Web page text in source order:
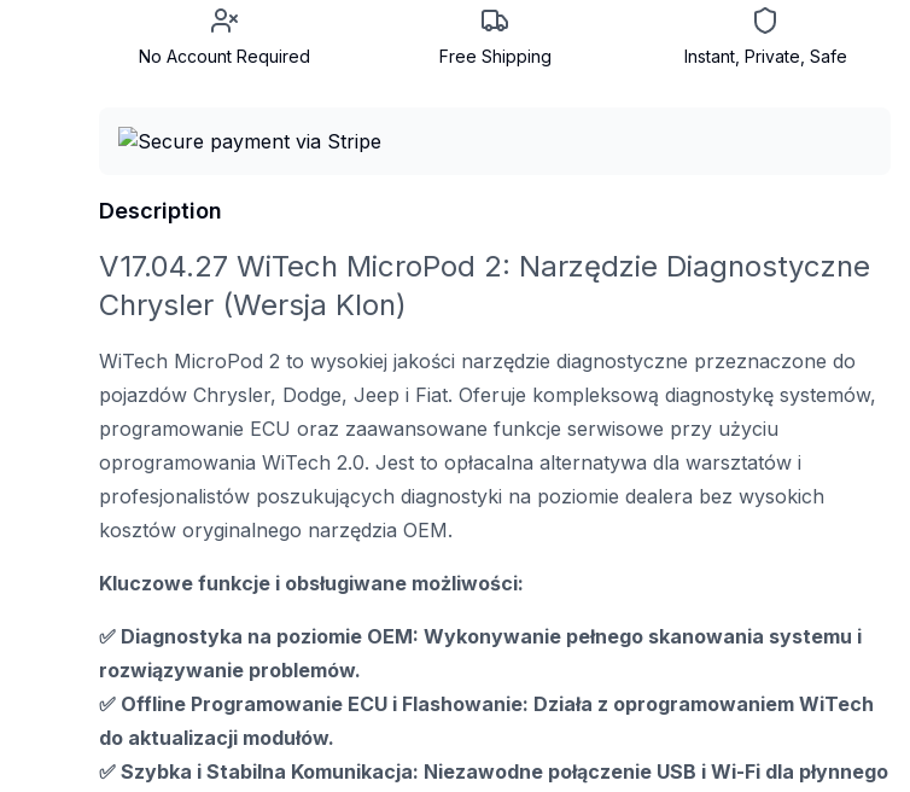
No Account Required Free Shipping Instant, Private, Safe
Description
V17.04.27 WiTech MicroPod 2: Narzędzie Diagnostyczne
Chrysler (Wersja Klon)
WiTech MicroPod 2 to wysokiej jakości narzędzie diagnostyczne przeznaczone do
pojazdów Chrysler, Dodge, Jeep i Fiat. Oferuje kompleksową diagnostykę systemów,
programowanie ECU oraz zaawansowane funkcje serwisowe przy użyciu
oprogramowania WiTech 2.0. Jest to opłacalna alternatywa dla warsztatów i
profesjonalistów poszukujących diagnostyki na poziomie dealera bez wysokich
kosztów oryginalnego narzędzia OEM.
Kluczowe funkcje i obsługiwane możliwości:
✅ Diagnostyka na poziomie OEM: Wykonywanie pełnego skanowania systemu i
rozwiązywanie problemów.
✅ Offline Programowanie ECU i Flashowanie: Działa z oprogramowaniem WiTech
do aktualizacji modułów.
✅ Szybka i Stabilna Komunikacja: Niezawodne połączenie USB i Wi-Fi dla płynnego